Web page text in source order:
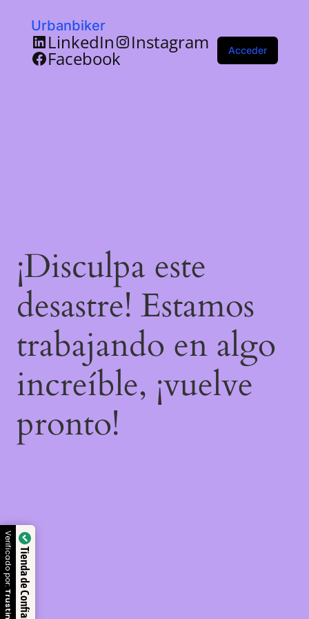
Urbanbiker
LinkedIn Instagram
Facebook Acceder
¡Disculpa este
desastre! Estamos
trabajando en algo
increíble, ¡vuelve
pronto!
Tienda de Confianza
Verificado por: